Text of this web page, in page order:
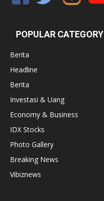
POPULAR CATEGORY
Berita
Headline
Berita
Investasi & Uang
Economy & Business
IDX Stocks
Photo Gallery
Breaking News
Vibiznews